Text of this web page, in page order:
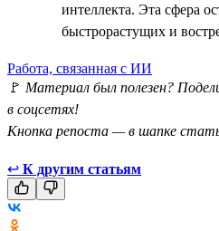
интеллекта. Эта сфера
быстрорастущих и
Работа, связанная с ИИ
🚩 Материал был полезен?
в соцсетях!
Кнопка репоста — в шапке
↩ К другим статьям